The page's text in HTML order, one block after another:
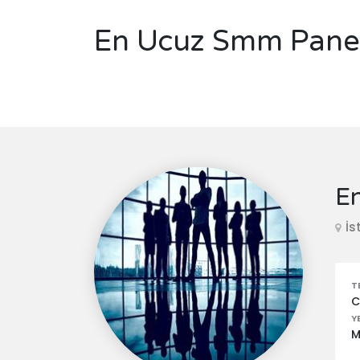
En Ucuz Smm